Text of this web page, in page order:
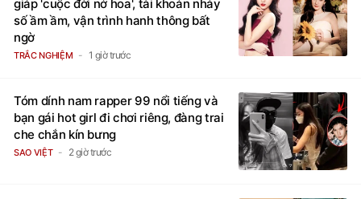
số ầm ầm, vận trình hanh thông bất
ngờ
TRẮC NGHIỆM
bạn gái hot girl đi chơi riêng, đàng trai
che chắn kín bưng
SAO VIỆT 2 giờ trước